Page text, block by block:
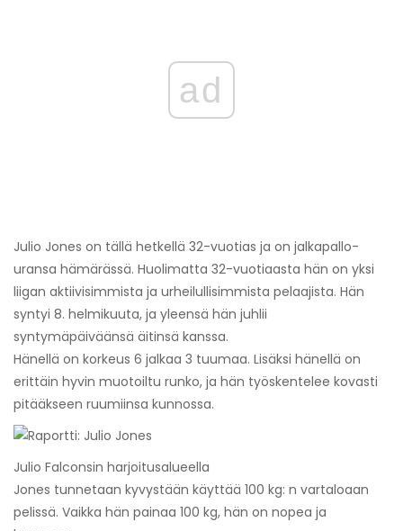
ad
Julio Jones on tällä hetkellä 32-vuotias ja on jalkapallo-
uransa hämärässä. Huolimatta 32-vuotiaasta hän on yksi
liigan aktiivisimmista ja urheilullisimmista pelaajista. Hän
syntyi 8. helmikuuta, ja yleensä hän juhlii
syntymäpäiväänsä äitinsä kanssa.
Hänellä on korkeus 6 jalkaa 3 tuumaa. Lisäksi hänellä on
erittäin hyvin muotoiltu runko, ja hän työskentelee kovasti
pitääkseen ruumiinsa kunnossa.
Julio Falconsin harjoitusalueella
Jones tunnetaan kyvystään käyttää 100 kg: n vartaloaan
pelissä. Vaikka hän painaa 100 kg, hän on nopea ja